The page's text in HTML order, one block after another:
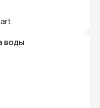
воды